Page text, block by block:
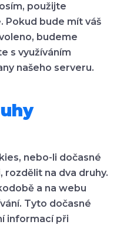
použijte
Pokud bude mít váš
budeme
s využíváním
našeho serveru.
nebo-li dočasné
rozdělit na dva druhy.
a na webu
Tyto dočasné
informací při